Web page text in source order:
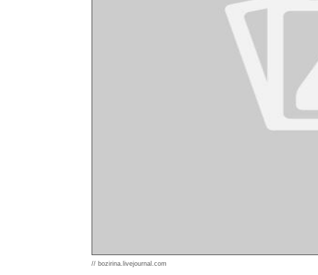
// bozirina.livejournal.com